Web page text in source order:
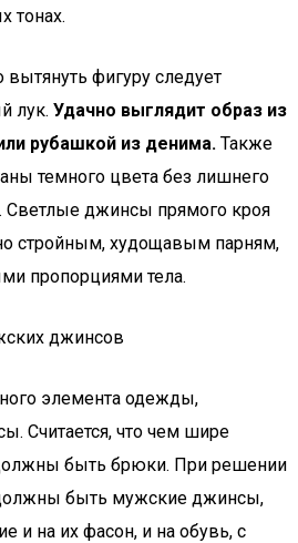
тонах.
фигуру следует
лук. Удачно выглядит образ из
рубашкой из денима. Также
темного цвета без лишнего
Светлые джинсы прямого кроя
стройным, худощавым парням,
пропорциями тела.
джинсов
элемента одежды,
Считается, что чем шире
быть брюки. При решении
быть мужские джинсы,
и на их фасон, и на обувь, с